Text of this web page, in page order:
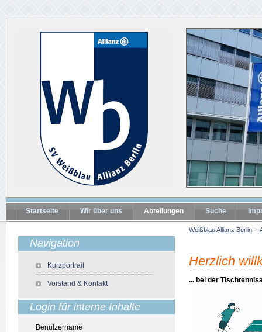
Startseite Wir über uns Abteilungen Suche
Weißblau Allianz Berlin
Herzlich
... bei der
Navigation
Kurzportrait
Vorstand & Kontakt
Login für interne Inhalte
Benutzername